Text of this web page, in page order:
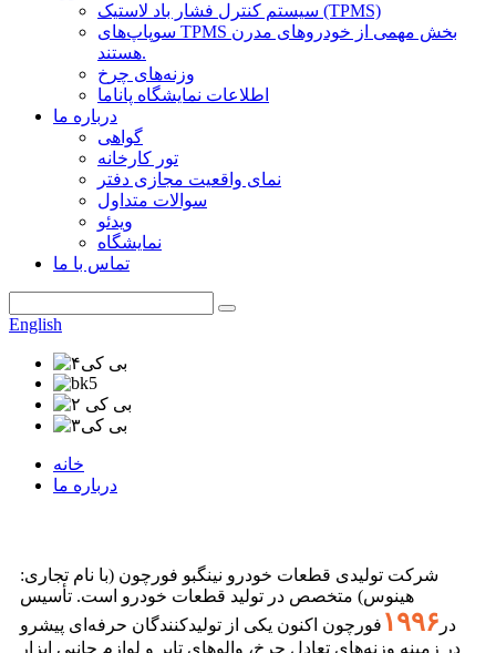
سیستم کنترل فشار باد لاستیک (TPMS)
سوپاپ‌های TPMS بخش مهمی از خودروهای مدرن
هستند.
وزنه‌های چرخ
اطلاعات نمایشگاه پاناما
درباره ما
گواهی
تور کارخانه
نمای واقعیت مجازی دفتر
سوالات متداول
ویدئو
نمایشگاه
تماس با ما
English
خانه
درباره ما
شرکت تولیدی قطعات خودرو نینگبو فورچون (با نام تجاری:
هینوس) متخصص در تولید قطعات خودرو است. تأسیس
در ۱۹۹۶ فورچون اکنون یکی از تولیدکنندگان حرفه‌ای پیشرو
در زمینه وزنه‌های تعادل چرخ، والوهای تایر و لوازم جانبی ابزار